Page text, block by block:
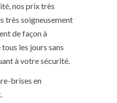
nos prix très
très soigneusement
de façon à
les jours sans
à votre sécurité.
brises en